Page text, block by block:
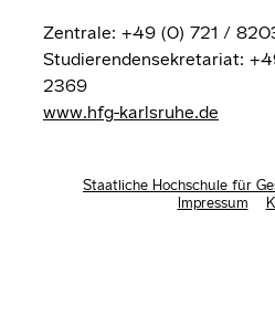
Zentrale: +49 (0) 721 /
Studierendensekretariat:
2369
www.hfg-karlsruhe.de
Staatliche Hochschule für
Impressum